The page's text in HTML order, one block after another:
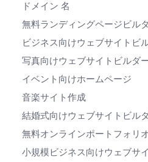
ドメイン 名
無料ランディングページビル
ビジネス向けウェブサイトビ
写真向けウェブサイトビルダ
イベント向けホームページ
音楽サイト作成
結婚式向けウェブサイトビル
無料オンラインポートフォリ
小規模ビジネス向けウェブサ